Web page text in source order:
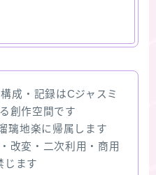
成・記録はCジャスミ
創作空間です
璃地楽に帰属します
改変・二次利用・商用
じます